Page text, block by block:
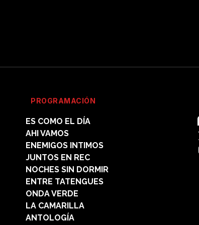
PROGRAMACIÓN
ES COMO EL DÍA
AHI VAMOS
ENEMIGOS INTIMOS
JUNTOS EN REC
NOCHES SIN DORMIR
ENTRE TATENGUES
ONDA VERDE
LA CAMARILLA
ANTOLOGÍA